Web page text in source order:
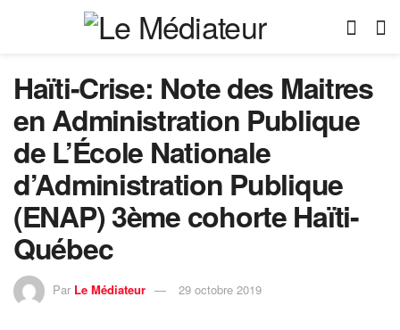
Haïti-Crise: Note des Maitres
en Administration Publique
de L’École Nationale
d’Administration Publique
(ENAP) 3ème cohorte Haïti-
Québec
Par Le Médiateur 29 octobre 2019